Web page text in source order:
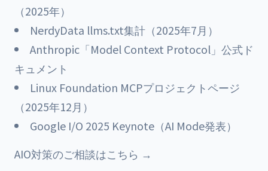
（2025年）
NerdyData llms.txt集計（2025年7月）
Anthropic「Model Context Protocol」公式ド
キュメント
Linux Foundation MCPプロジェクトページ
（2025年12月）
Google I/O 2025 Keynote（AI Mode発表）
AIO対策のご相談はこちら →